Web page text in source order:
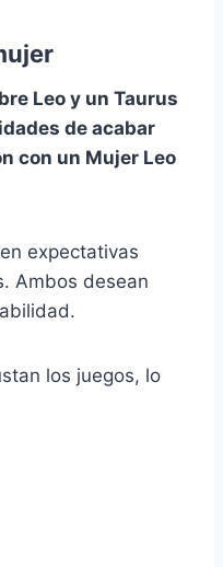
Leo y un Taurus
de acabar
con un Mujer Leo
expectativas
Ambos desean
los juegos, lo